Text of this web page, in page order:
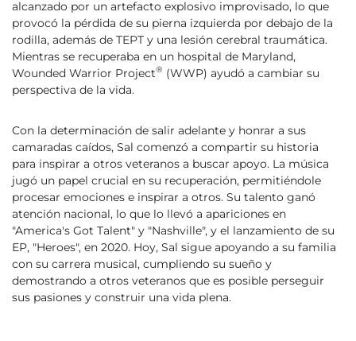
alcanzado por un artefacto explosivo improvisado, lo que
provocó la pérdida de su pierna izquierda por debajo de la
rodilla, además de TEPT y una lesión cerebral traumática.
Mientras se recuperaba en un hospital de Maryland,
Wounded Warrior Project® (WWP) ayudó a cambiar su
perspectiva de la vida.
Con la determinación de salir adelante y honrar a sus
camaradas caídos, Sal comenzó a compartir su historia
para inspirar a otros veteranos a buscar apoyo. La música
jugó un papel crucial en su recuperación, permitiéndole
procesar emociones e inspirar a otros. Su talento ganó
atención nacional, lo que lo llevó a apariciones en
"America's Got Talent" y "Nashville", y el lanzamiento de su
EP, "Heroes", en 2020. Hoy, Sal sigue apoyando a su familia
con su carrera musical, cumpliendo su sueño y
demostrando a otros veteranos que es posible perseguir
sus pasiones y construir una vida plena.